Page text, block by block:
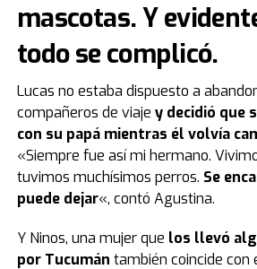
mascotas.Y
todo se complicó.
Lucas no estaba dispuesto a
compañeros de viaje y decidió que
con su papá mientras él volvía
«Siempre fue así mi hermano.
tuvimos muchísimos perros. Se
puede dejar«, contó Agustina.
Y Ninos, una mujer que los llevó
por Tucumán también coincide con